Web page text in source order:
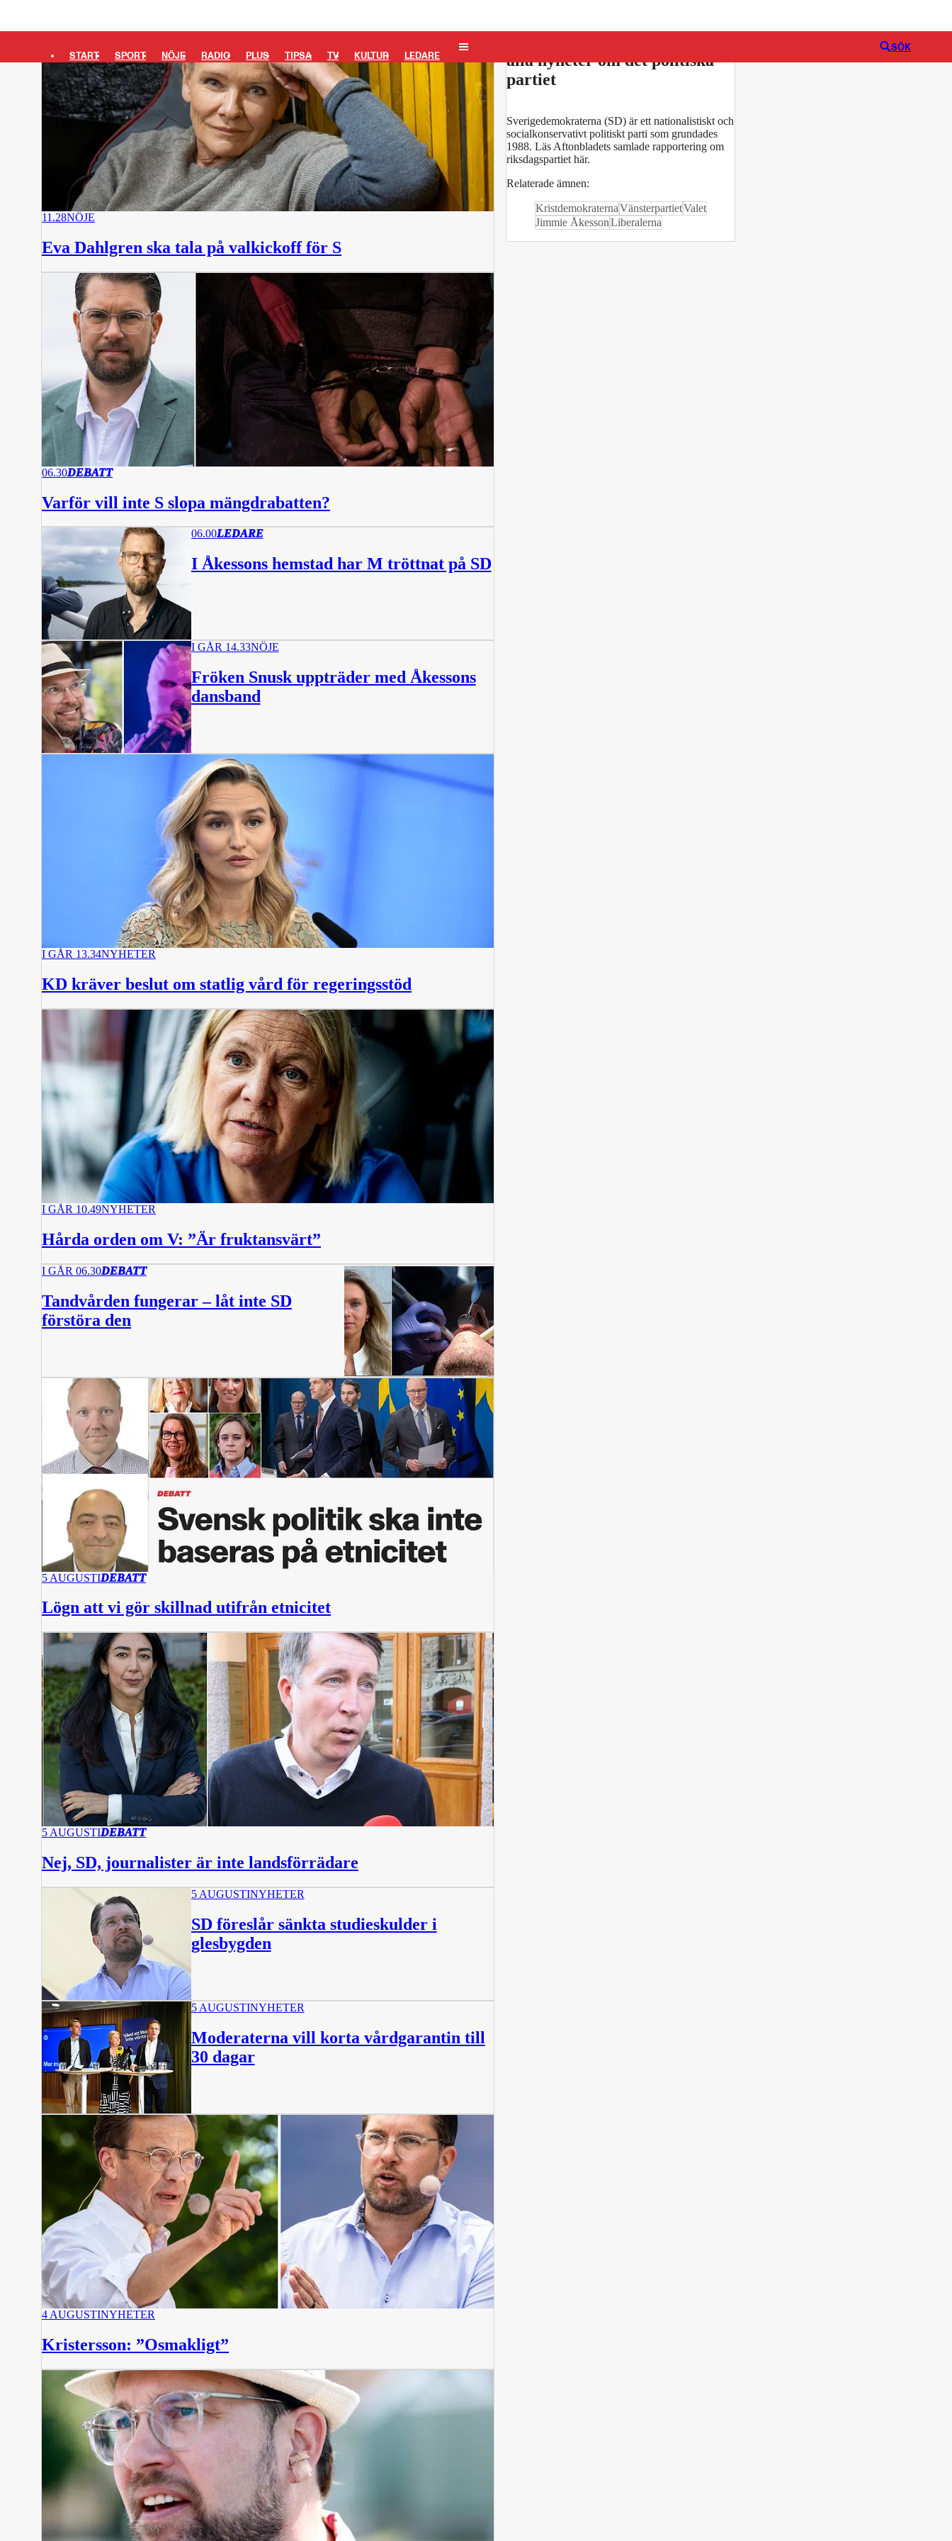
START SPORT NÖJE RADIO PLUS TIPSA TV KULTUR LEDARE
SÖK
alla nyheter om det politiska
partiet
Sverigedemokraterna (SD) är ett nationalistiskt och
socialkonservativt politiskt parti som grundades
1988. Läs Aftonbladets samlade rapportering om
riksdagspartiet här.
Relaterade ämnen:
KristdemokraternaVänsterpartietValet
Jimmie ÅkessonLiberalerna
11.28NÖJE
Eva Dahlgren ska tala på valkickoff för S
06.30DEBATT
Varför vill inte S slopa mängdrabatten?
06.00LEDARE
I Åkessons hemstad har M tröttnat på SD
I GÅR 14.33NÖJE
Fröken Snusk uppträder med Åkessons
dansband
I GÅR 13.34NYHETER
KD kräver beslut om statlig vård för regeringsstöd
I GÅR 10.49NYHETER
Hårda orden om V: ”Är fruktansvärt”
I GÅR 06.30DEBATT
Tandvården fungerar – låt inte SD
förstöra den
5 AUGUSTIDEBATT
Lögn att vi gör skillnad utifrån etnicitet
5 AUGUSTIDEBATT
Nej, SD, journalister är inte landsförrädare
5 AUGUSTINYHETER
SD föreslår sänkta studieskulder i
glesbygden
5 AUGUSTINYHETER
Moderaterna vill korta vårdgarantin till
30 dagar
4 AUGUSTINYHETER
Kristersson: ”Osmakligt”